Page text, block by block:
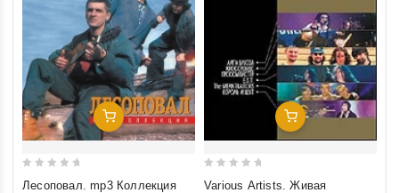
Добавить В Корзину
Лесоповал. mp3 Коллекция
Добавить В Корзину
Various Artists. Живая